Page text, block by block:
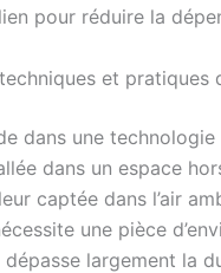
pour réduire la
et
dans une
dans un espace
captée dans l’air
une pièce
largement la